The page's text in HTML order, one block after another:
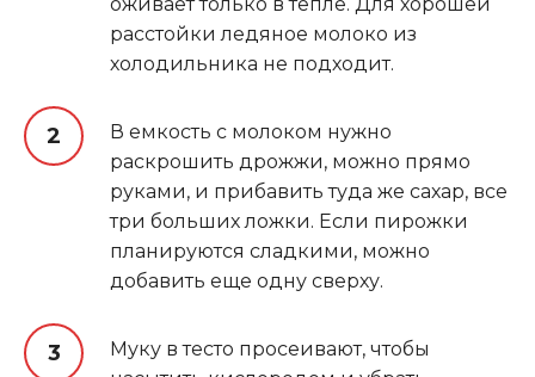
оживает только в тепле. Для хорошей
расстойки ледяное молоко из
холодильника не подходит.
В емкость с молоком нужно
раскрошить дрожжи, можно прямо
руками, и прибавить туда же сахар, все
три больших ложки. Если пирожки
планируются сладкими, можно
добавить еще одну сверху.
Муку в тесто просеивают, чтобы